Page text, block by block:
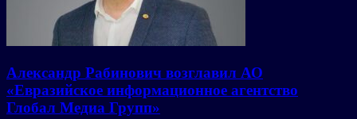
Александр Рабинович возглавил АО
«Евразийское информационное агентство
Глобал Медиа Групп»